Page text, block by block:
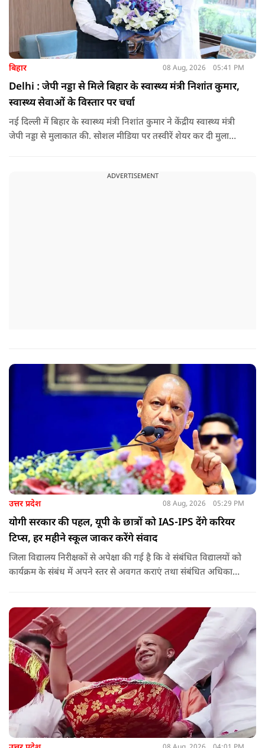
बिहार 08 Aug, 2026 05:41 PM
Delhi : जेपी नड्डा से मिले बिहार के स्वास्थ्य मंत्री निशांत कुमार,
स्वास्थ्य सेवाओं के विस्तार पर चर्चा
नई दिल्ली में बिहार के स्वास्थ्य मंत्री निशांत कुमार ने केंद्रीय स्वास्थ्य मंत्री
जेपी नड्डा से मुलाकात की. सोशल मीडिया पर तस्वीरें शेयर कर दी मुलाकात
ADVERTISEMENT
उत्तर प्रदेश 08 Aug, 2026 05:29 PM
योगी सरकार की पहल, यूपी के छात्रों को IAS-IPS देंगे करियर
टिप्स, हर महीने स्कूल जाकर करेंगे संवाद
जिला विद्यालय निरीक्षकों से अपेक्षा की गई है कि वे संबंधित विद्यालयों को
कार्यक्रम के संबंध में अपने स्तर से अवगत कराएं तथा संबंधित अधिकारी
मुख्य सचिव, माध्यमिक शिक्षा, पार्थ सारथी सेन शर्मा ने बताया कि मुख्य
सचिव, उत्तर प्रदेश शासन, की ओर से सभी जिलाधिकारियों को जारी
निर्देश में कहा गया है कि प्रत्येक जिले में तैनात आईएएस, आईपीएस, और
आईएफएस के युवा अधिकारी हर माह कम से कम एक इंटरमीडिएट स्तर
के विद्यालय का भ्रमण कर विद्यार्थियों के साथ संवाद स्थापित करें.